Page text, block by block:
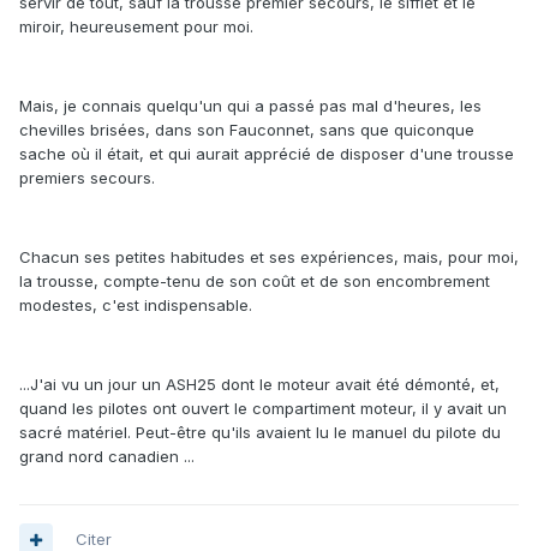
miroir, heureusement pour moi.
Mais, je connais quelqu'un qui a passé pas mal d'heures, les
chevilles brisées, dans son Fauconnet, sans que quiconque
sache où il était, et qui aurait apprécié de disposer d'une trousse
premiers secours.
Chacun ses petites habitudes et ses expériences, mais, pour moi,
la trousse, compte-tenu de son coût et de son encombrement
modestes, c'est indispensable.
...J'ai vu un jour un ASH25 dont le moteur avait été démonté, et,
quand les pilotes ont ouvert le compartiment moteur, il y avait un
sacré matériel. Peut-être qu'ils avaient lu le manuel du pilote du
grand nord canadien ...
Citer